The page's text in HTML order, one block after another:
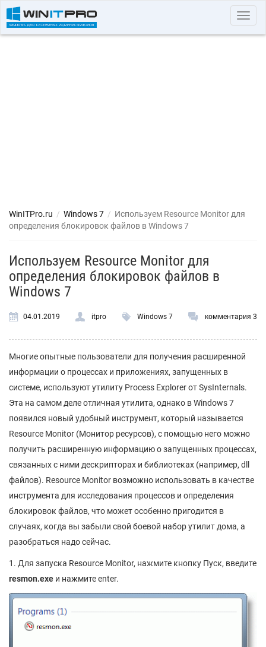
WinITPro.ru / Windows 7 / Используем Resource Monitor для
определения блокировок файлов в Windows 7
Используем Resource Monitor для
определения блокировок файлов в
Windows 7
04.01.2019 itpro Windows 7 комментария 3
Многие опытные пользователи для получения расширенной
информации о процессах и приложениях, запущенных в
системе, используют утилиту Process Explorer от SysInternals.
Эта на самом деле отличная утилита, однако в Windows 7
появился новый удобный инструмент, который называется
Resource Monitor (Монитор ресурсов), с помощью него можно
получить расширенную информацию о запущенных процессах,
связанных с ними дескрипторах и библиотеках (например, dll
файлов). Resource Monitor возможно использовать в качестве
инструмента для исследования процессов и определения
блокировок файлов, что может особенно пригодится в
случаях, когда вы забыли свой боевой набор утилит дома, а
разобраться надо сейчас.
1. Для запуска Resource Monitor, нажмите кнопку Пуск, введите
resmon.exe и нажмите enter.